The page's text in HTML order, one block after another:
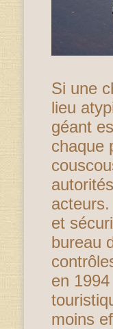
Si une
lieu
géant
chaque
acteurs.
et
bureau
en
moins